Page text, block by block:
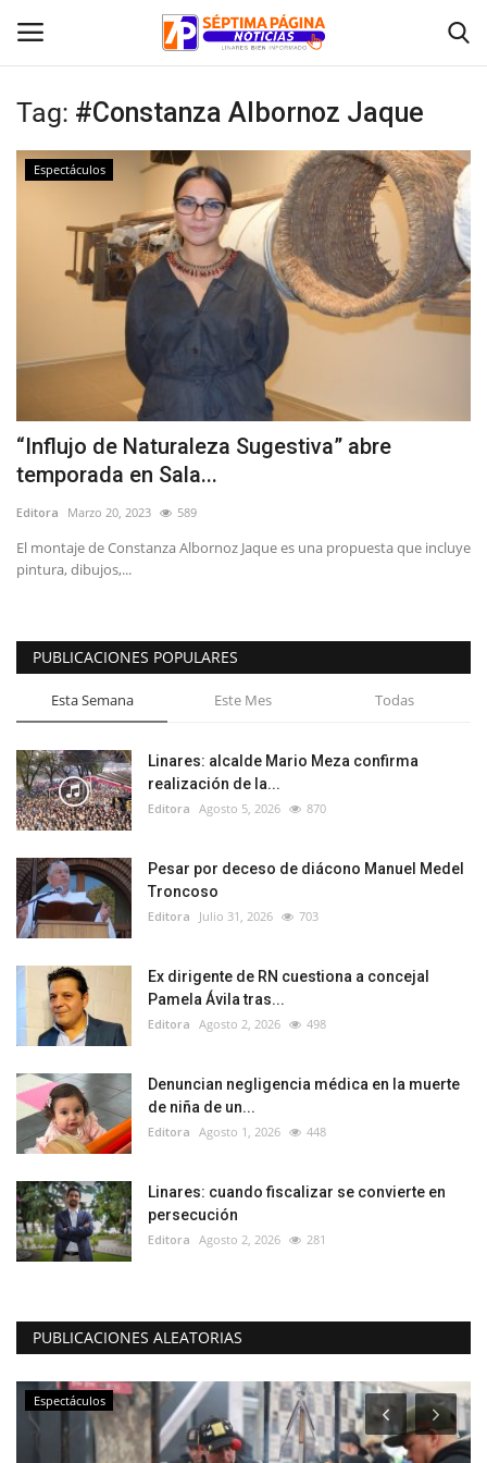
Inicio
Deporte
Política
Espectáculos
Tag: #Constanza Albornoz Jaque
Espectáculos
“Influjo de Naturaleza Sugestiva” abre
temporada en Sala...
Editora Marzo 20, 2023 589
El montaje de Constanza Albornoz Jaque es una propuesta que incluye
pintura, dibujos,...
PUBLICACIONES POPULARES
Esta Semana Este Mes Todas
Linares: alcalde Mario Meza confirma
realización de la...
Editora Agosto 5, 2026 870
Pesar por deceso de diácono Manuel Medel
Troncoso
Editora Julio 31, 2026 703
Ex dirigente de RN cuestiona a concejal
Pamela Ávila tras...
Editora Agosto 2, 2026 498
Denuncian negligencia médica en la muerte
de niña de un...
Editora Agosto 1, 2026 448
Linares: cuando fiscalizar se convierte en
persecución
Editora Agosto 2, 2026 281
PUBLICACIONES ALEATORIAS
Espectáculos